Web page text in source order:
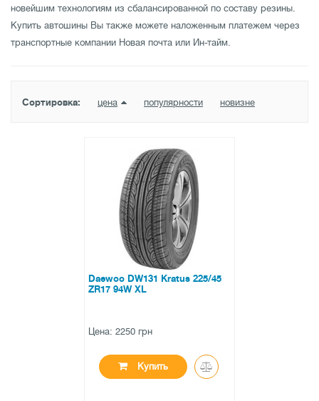
новейшим технологиям из сбалансированной по составу резины.
Купить автошины Вы также можете наложенным платежем через
транспортные компании Новая почта или Ин-тайм.
Сортировка: цена популярности новизне
Daewoo DW131 Kratus 225/45
ZR17 94W XL
Цена: 2250 грн
Купить